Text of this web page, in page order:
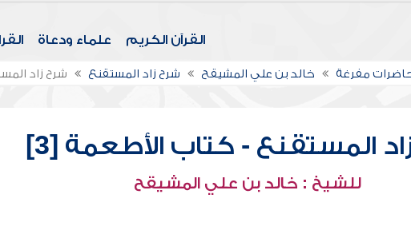
القرآن الكريم علماء ودعاة
مفرغة خالد بن علي المشيقح شرح زاد المستقنع شرح زاد
المستقنع - كتاب الأطعمة [3]
للشيخ : خالد بن علي المشيقح